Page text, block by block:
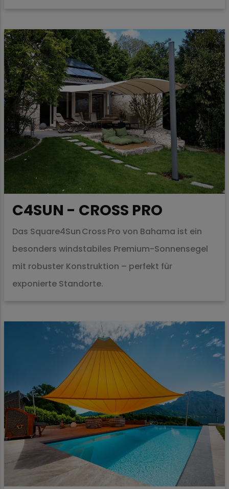
C4SUN - CROSS PRO
Das Square4Sun Cross Pro von Bahama ist ein
besonders windstabiles Premium-Sonnensegel
mit robuster Konstruktion – perfekt für
exponierte Standorte.